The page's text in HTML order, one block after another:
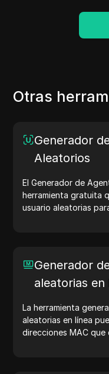
Otras
Generador
Aleatorios
El Generador de
herramienta gratuita
usuario aleatorias
y optimización del
trabajo: ¡genera
Generador
aleatorias en
La herramienta
aleatorias en línea
direcciones MAC que